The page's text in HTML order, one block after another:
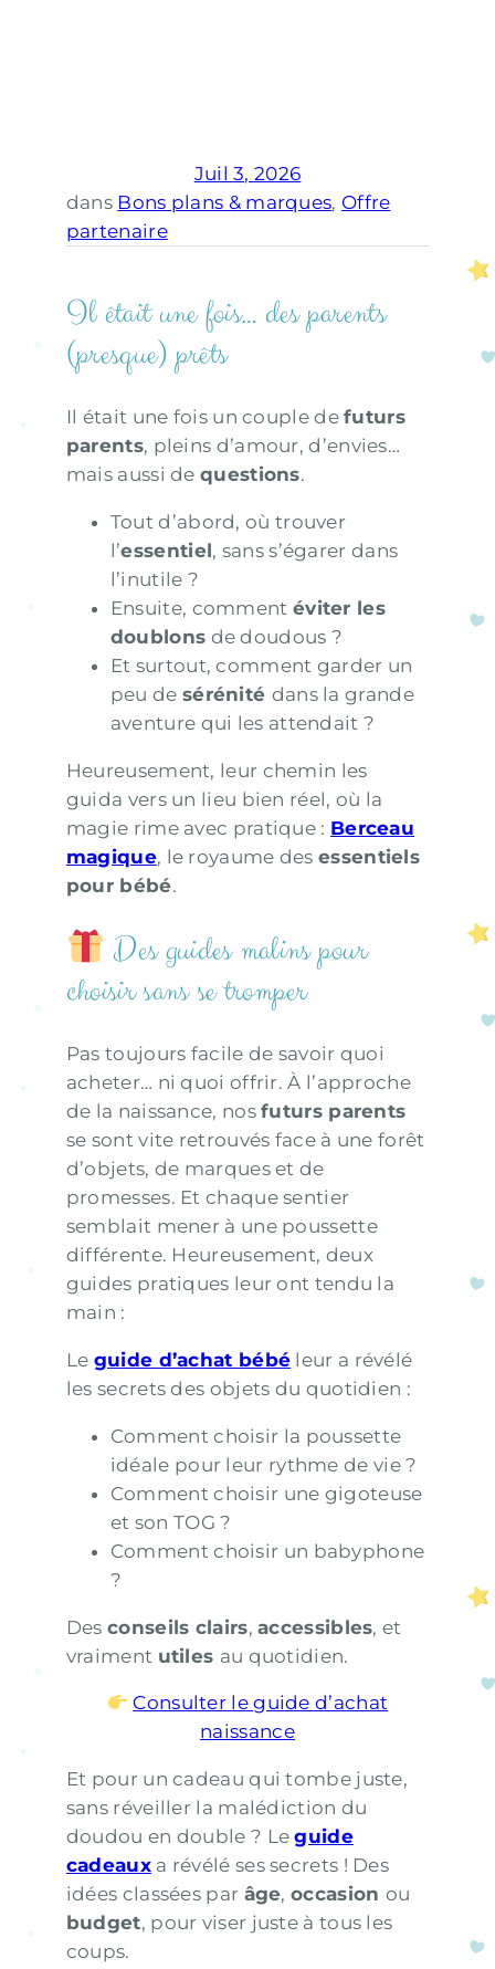
Juil 3, 2026
dans Bons plans & marques, Offre
partenaire
Il était une fois… des parents
(presque) prêts
Il était une fois un couple defuturs
parents, pleins d’amour, d’envies…
mais aussi dequestions.
Tout d’abord, où trouver
l’essentiel, sans s’égarer dans
l’inutile ?
Ensuite, comment éviter les
doublons de doudous ?
Et surtout, comment garder un
peu de sérénité dans la grande
aventure qui les attendait ?
Heureusement, leur chemin les
guida vers un lieu bien réel, où la
magie rime avec pratique : Berceau
magique, le royaume desessentiels
pour bébé.
Des guides malins pour
choisir sans se tromper
Pas toujours facile de savoir quoi
acheter… ni quoi offrir. À l’approche
de la naissance, nosfuturs parents
se sont vite retrouvés face à une forêt
d’objets, de marques et de
promesses. Et chaque sentier
semblait mener à une poussette
différente. Heureusement, deux
guides pratiques leur ont tendu la
main :
Le guide d’achat bébé leur a révélé
les secrets des objets du quotidien :
Comment choisir la poussette
idéale pour leur rythme de vie ?
Comment choisir une gigoteuse
et son TOG ?
Comment choisir un babyphone
?
Desconseils clairs,accessibles, et
vraiment utiles au quotidien.
Consulter le guide d’achat
naissance
Et pour un cadeau qui tombe juste,
sans réveiller la malédiction du
doudou en double ? Leguide
cadeauxa révélé ses secrets ! Des
idées classées par âge,occasion ou
budget, pour viser juste à tous les
coups.